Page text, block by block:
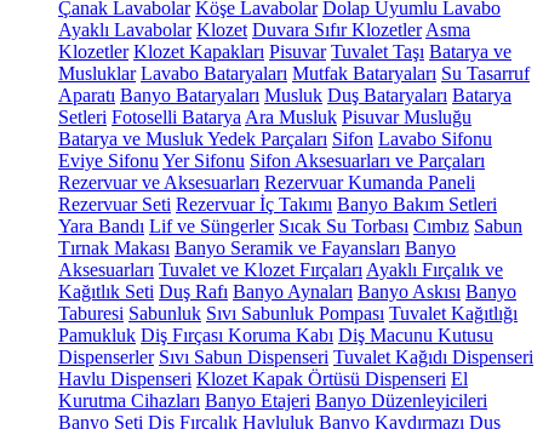
Çanak Lavabolar Köşe Lavabolar Dolap Uyumlu Lavabo
Ayaklı Lavabolar Klozet Duvara Sıfır Klozetler Asma
Klozetler Klozet Kapakları Pisuvar Tuvalet Taşı Batarya ve
Musluklar Lavabo Bataryaları Mutfak Bataryaları Su Tasarruf
Aparatı Banyo Bataryaları Musluk Duş Bataryaları Batarya
Setleri Fotoselli Batarya Ara Musluk Pisuvar Musluğu
Batarya ve Musluk Yedek Parçaları Sifon Lavabo Sifonu
Eviye Sifonu Yer Sifonu Sifon Aksesuarları ve Parçaları
Rezervuar ve Aksesuarları Rezervuar Kumanda Paneli
Rezervuar Seti Rezervuar İç Takımı Banyo Bakım Setleri
Yara Bandı Lif ve Süngerler Sıcak Su Torbası Cımbız Sabun
Tırnak Makası Banyo Seramik ve Fayansları Banyo
Aksesuarları Tuvalet ve Klozet Fırçaları Ayaklı Fırçalık ve
Kağıtlık Seti Duş Rafı Banyo Aynaları Banyo Askısı Banyo
Taburesi Sabunluk Sıvı Sabunluk Pompası Tuvalet Kağıtlığı
Pamukluk Diş Fırçası Koruma Kabı Diş Macunu Kutusu
Dispenserler Sıvı Sabun Dispenseri Tuvalet Kağıdı Dispenseri
Havlu Dispenseri Klozet Kapak Örtüsü Dispenseri El
Kurutma Cihazları Banyo Etajeri Banyo Düzenleyicileri
Banyo Seti Diş Fırçalık Havluluk Banyo Kaydırmazı Duş